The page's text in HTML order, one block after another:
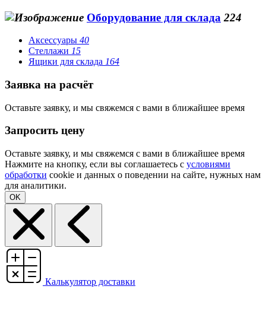
Оборудование для склада 224
Аксессуары 40
Стеллажи 15
Ящики для склада 164
Заявка на расчёт
Оставьте заявку, и мы свяжемся с вами в ближайшее время
Запросить цену
Оставьте заявку, и мы свяжемся с вами в ближайшее время
Нажмите на кнопку, если вы соглашаетесь с условиями
обработки cookie и данных о поведении на сайте, нужных нам
для аналитики.
OK
Калькулятор доставки